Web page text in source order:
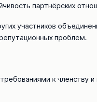
партнёрских
участников
проблем.
к членству